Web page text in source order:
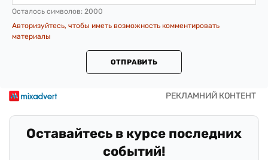
Осталось символов: 2000
Авторизуйтесь, чтобы иметь возможность комментировать
материалы
ОТПРАВИТЬ
Оставайтесь в курсе последних
событий!